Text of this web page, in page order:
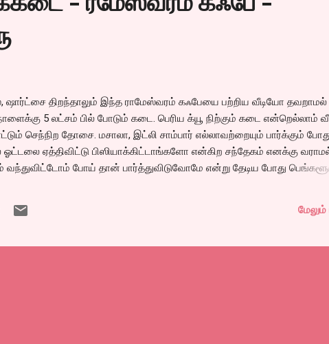
ஷார்ட்சை திறந்தாலும் இந்த ராமேஸ்வரம் கஃபேயை பற்றிய வீடியோ தவறாமல்
5 லட்சம் பில் போடும் கடை. பெரிய க்யூ நிற்கும் கடை என்றெல்லாம்
செந்நிற தோசை. மசாலா, இட்லி சாம்பார் எல்லாவற்றையும் பார்க்கும்
ஏத்திவிட்டு பிஸியாக்கிட்டாங்களோ என்கிற சந்தேகம் எனக்கு
போய் தான் பார்த்துவிடுவோமே என்று தேடிய போது
வழுவாமல் போய் சேர்ந்த போது அத்தனை க்யூவெல்லாம் இல்லை.
இடம் தான். தனியாய் வேலட் பார்க்கிங். ஓப்பன் கிச்சன். ஆங்காங்கே
மேலும்